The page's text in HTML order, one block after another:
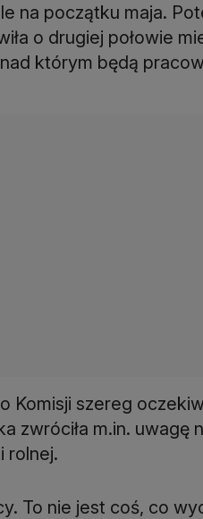
na początku maja.
o drugiej połowie
którym będą
Komisji szereg
zwróciła m.in. uwagę
rolnej.
To nie jest coś, co